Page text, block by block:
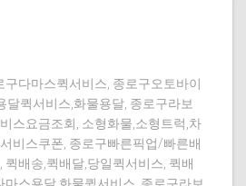
구다마스퀵서비스, 종로구오토바이
달퀵서비스,화물용달, 종로구라보
스요금조회, 소형화물,소형트럭,차
비스쿠폰, 종로구빠른픽업/빠른배
퀵배송,퀵배달,당일퀵서비스, 퀵배